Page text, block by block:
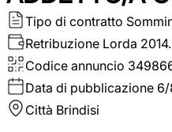
Tipo di contratto
Retribuzione Lorda
Codice annuncio
Data di pubblicazione
Città Brindisi